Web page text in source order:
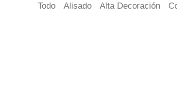
Todo Alisado Alta Decoración